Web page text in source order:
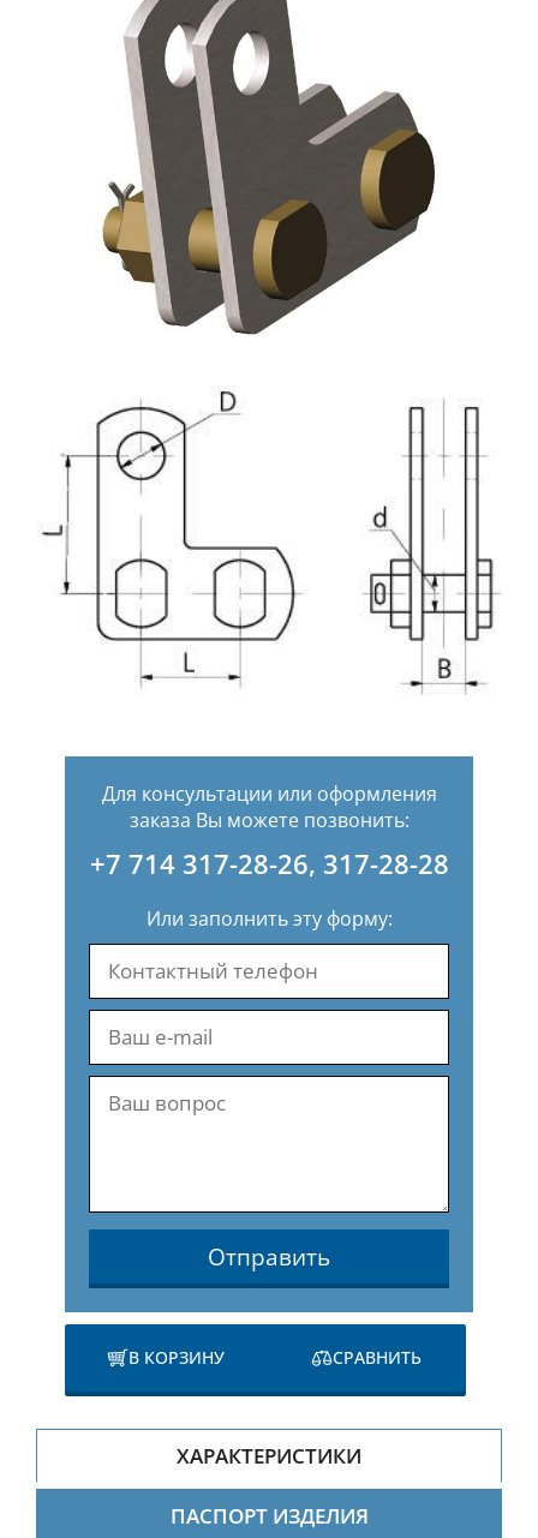
Для консультации или оформления
заказа Вы можете позвонить:
+7 714 317-28-26, 317-28-28
Или заполнить эту форму:
Отправить
В КОРЗИНУ СРАВНИТЬ
ХАРАКТЕРИСТИКИ
ПАСПОРТ ИЗДЕЛИЯ